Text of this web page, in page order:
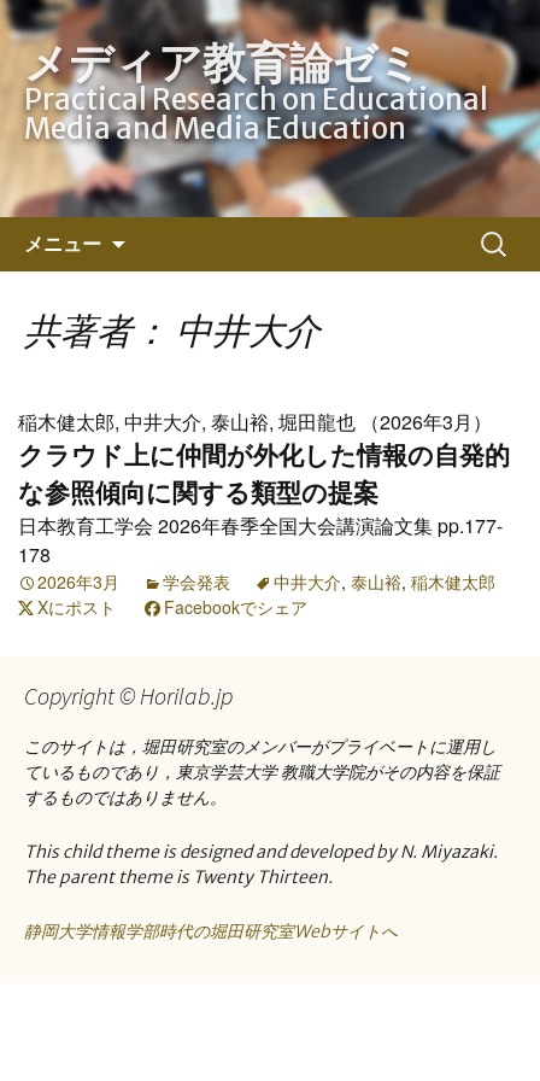
メディア教育論ゼミ
Practical Research on Educational
Media and Media Education
メニュー
ン
ツ
キ
ッ
プ
検
索:
共著者： 中井大介
稲木健太郎, 中井大介, 泰山裕, 堀田龍也 （2026年3月）
クラウド上に仲間が外化した情報の自発的
な参照傾向に関する類型の提案
日本教育工学会 2026年春季全国大会講演論文集 pp.177-
178
2026年3月 学会発表 中井大介, 泰山裕, 稲木健太郎
Xにポスト
Facebookでシェア
Copyright © Horilab.jp
このサイトは，堀田研究室のメンバーがプライベートに運用し
ているものであり，東京学芸大学 教職大学院がその内容を保証
するものではありません。
This child theme is designed and developed by N. Miyazaki.
The parent theme is Twenty Thirteen.
静岡大学情報学部時代の堀田研究室Webサイトへ